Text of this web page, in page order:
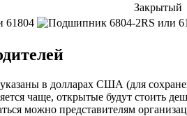
Закрытый
в долларах США (для
чаще, открытые будут стоить
можно представителям